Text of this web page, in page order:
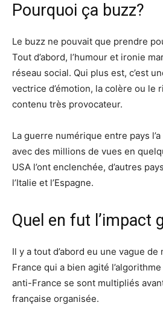
Pourquoi ça buzz?
Le buzz ne pouvait que prendre
Tout d’abord, l’humour et ironie
réseau social. Qui plus est, c’est
vectrice d’émotion, la colère ou le
contenu très provocateur.
La guerre numérique entre pays
avec des millions de vues en
USA l’ont enclenchée, d’autres
l’Italie et l’Espagne.
Quel en fut l’impact
Il y a tout d’abord eu une vague
France qui a bien agité
anti-France se sont multipliés
française organisée.